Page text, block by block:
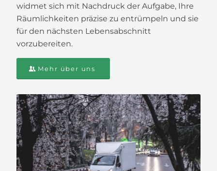
widmet sich mit Nachdruck der Aufgabe, Ihre
Räumlichkeiten präzise zu entrümpeln und sie
für den nächsten Lebensabschnitt
vorzubereiten.
Mehr über uns